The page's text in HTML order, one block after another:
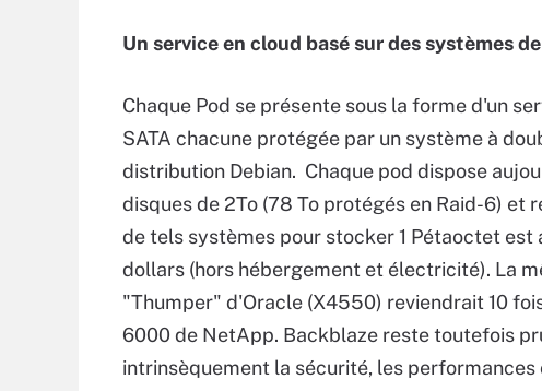
Un service en cloud basé sur des systèmes
Chaque Pod se présente sous la forme d'un
SATA chacune protégée par un système à
distribution Debian. Chaque pod dispose
disques de 2To (78 To protégés en Raid-6) et
de tels systèmes pour stocker 1 Pétaoctet est
dollars (hors hébergement et électricité). La
"Thumper" d'Oracle (X4550) reviendrait 10
6000 de NetApp. Backblaze reste toutefois
intrinsèquement la sécurité, les